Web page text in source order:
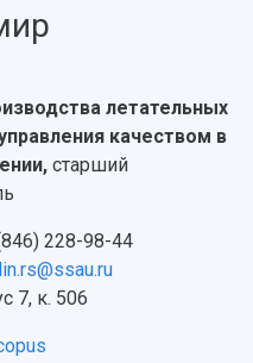
летательных
качеством в
старший
228-98-44
7, к. 506